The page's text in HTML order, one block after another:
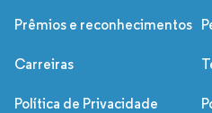
Prêmios e reconhecimentos
Carreiras
Política de Privacidade